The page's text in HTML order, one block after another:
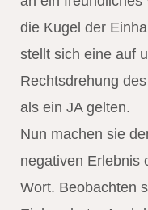
die Kugel der
stellt sich eine auf
Rechtsdrehung
als ein JA gelten.
Nun machen sie
negativen Erlebnis
Wort. Beobachten